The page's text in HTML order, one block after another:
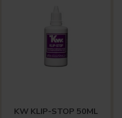
KW KLIP-STOP 50ML